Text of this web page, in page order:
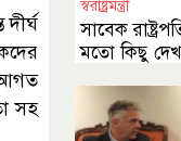
আগত
সহ
স্বরাষ্ট্রমন্ত্রী
সাবেক
মতো কিছু